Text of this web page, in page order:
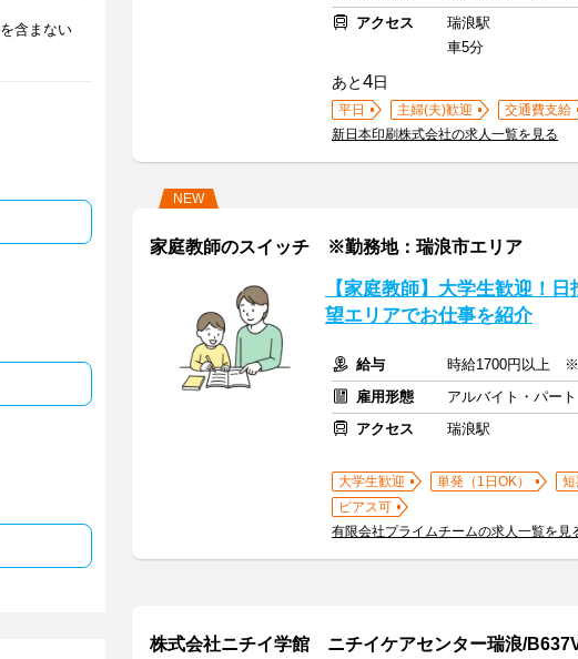
を含まない
アクセス
瑞浪駅
車5分
あと4日
平日 主婦(夫)歓迎 交通費支給
新日本印刷株式会社の求人一覧を見る
NEW
家庭教師のスイッチ ※勤務地：瑞浪市エリア
【家庭教師】大学生歓迎！
望エリアでお仕事を紹介
給与
時給1700円以上 ※
雇用形態
アルバイト・パート
アクセス
瑞浪駅
大学生歓迎 単発（1日OK） 短
ピアス可
有限会社プライムチームの求人一覧を見
株式会社ニチイ学館 ニチイケアセンター瑞浪/